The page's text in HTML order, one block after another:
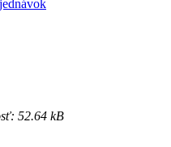
52.64 kB